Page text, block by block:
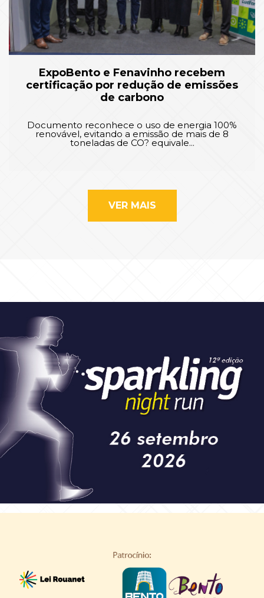
ExpoBento e Fenavinho recebem
certificação por redução de emissões
de carbono
Documento reconhece o uso de energia 100%
renovável, evitando a emissão de mais de 8
toneladas de CO? equivale...
VER MAIS